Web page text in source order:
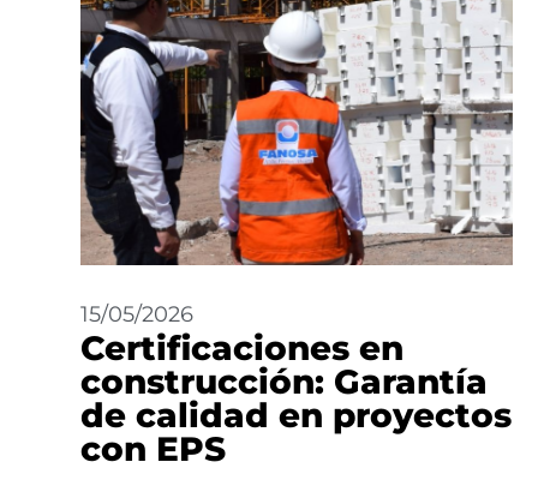
15/05/2026
Certificaciones en
construcción: Garantía
de calidad en proyectos
con EPS